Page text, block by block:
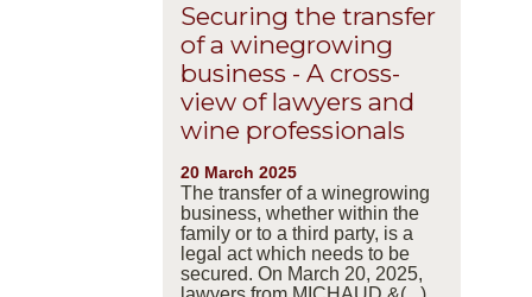
Securing the transfer
of a winegrowing
business - A cross-
view of lawyers and
wine professionals
20 March 2025
The transfer of a winegrowing
business, whether within the
family or to a third party, is a
legal act which needs to be
secured. On March 20, 2025,